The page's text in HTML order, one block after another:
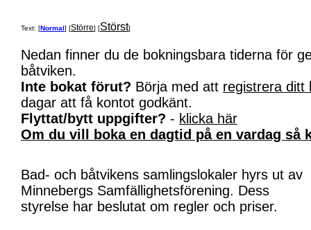
Text: [Normal] [Större] [Störst]
Nedan finner du de bokningsbara tiderna för
båtviken.
Inte bokat förut? Börja med att registrera ditt
dagar att få kontot godkänt.
Flyttat/bytt uppgifter? - klicka här
Om du vill boka en dagtid på en vardag så
Bad- och båtvikens samlingslokaler hyrs ut av
Minnebergs Samfällighetsförening. Dess
styrelse har beslutat om regler och priser.